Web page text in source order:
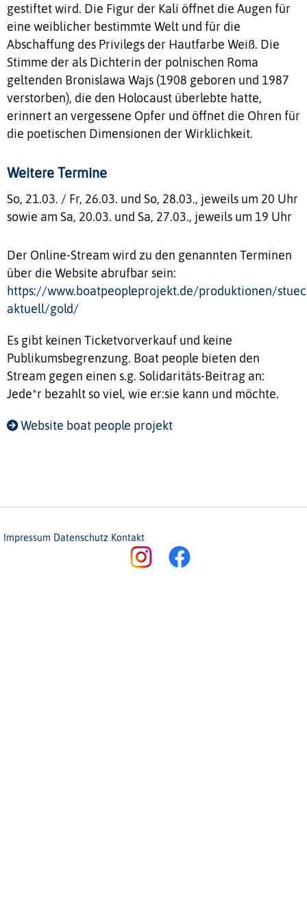
gestiftet wird. Die Figur der Kali öffnet die Augen für
eine weiblicher bestimmte Welt und für die
Abschaffung des Privilegs der Hautfarbe Weiß. Die
Stimme der als Dichterin der polnischen Roma
geltenden Bronislawa Wajs (1908 geboren und 1987
verstorben), die den Holocaust überlebte hatte,
erinnert an vergessene Opfer und öffnet die Ohren für
die poetischen Dimensionen der Wirklichkeit.
Weitere Termine
So, 21.03. / Fr, 26.03. und So, 28.03., jeweils um 20 Uhr
sowie am Sa, 20.03. und Sa, 27.03., jeweils um 19 Uhr
Der Online-Stream wird zu den genannten Terminen
über die Website abrufbar sein:
https://www.boatpeopleprojekt.de/produktionen/
aktuell/gold/
Es gibt keinen Ticketvorverkauf und keine
Publikumsbegrenzung. Boat people bieten den
Stream gegen einen s.g. Solidaritäts-Beitrag an:
Jede*r bezahlt so viel, wie er:sie kann und möchte.
Website boat people projekt
Impressum Datenschutz Kontakt